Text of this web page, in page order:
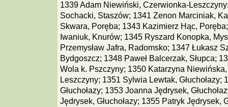
1339 Adam Niewiński, Czerwionka-
Sochacki, Staszów; 1341 Zenon Marciniak,
Skwara, Poręba; 1343 Kazimierz Hąc,
Iwaniuk, Knurów; 1345 Ryszard Konopka,
Przemysław Jafra, Radomsko; 1347 Łukasz
Bydgoszcz; 1348 Paweł Balcerzak, Słupca;
Wola k. Pszczyny; 1350 Katarzyna
Leszczyny; 1351 Sylwia Lewtak, Głuchołazy;
Głuchołazy; 1353 Joanna Jędrysek,
Jędrysek, Głuchołazy; 1355 Patryk Jędrysek,